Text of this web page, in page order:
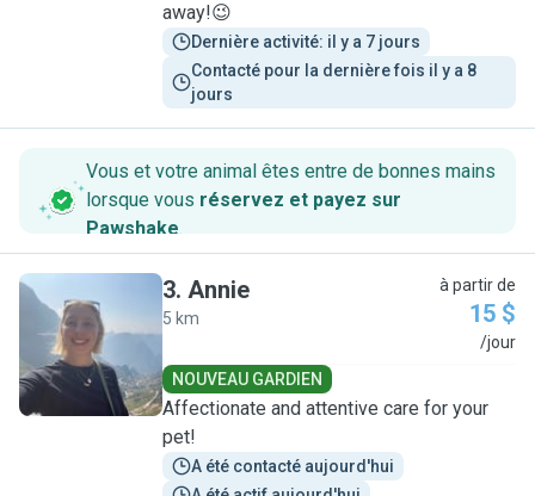
away!😉
Dernière activité: il y a 7 jours
Contacté pour la dernière fois il y a 8
jours
Vous et votre animal êtes entre de bonnes mains
lorsque vous réservez et payez sur
Pawshake.
A
3. Annie
5 km
à partir de
15 $
/jour
NOUVEAU GARDIEN
Affectionate and attentive care for your
pet!
A été contacté aujourd'hui